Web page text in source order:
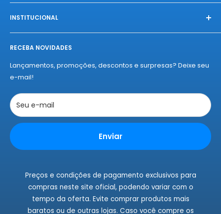
Na Nelius, fazemos das compras uma celebração única.
Conectamos você à produtos exclusivos, diretamente das
Nelius e se apaixone por nossos produtos!
INSTITUCIONAL
Início
Sobre a Nelius
Termos de Entregas
Políticas de Privacidade
Trocas e Devoluções
Rastrear Pedidos
RECEBA NOVIDADES
Lançamentos, promoções, descontos e surpresas? Deixe seu
e-mail!
Seu e-mail
Enviar
Preços e condições de pagamento exclusivos para
compras neste site oficial, podendo variar com o
tempo da oferta. Evite comprar produtos mais
baratos ou de outras lojas. Caso você compre os